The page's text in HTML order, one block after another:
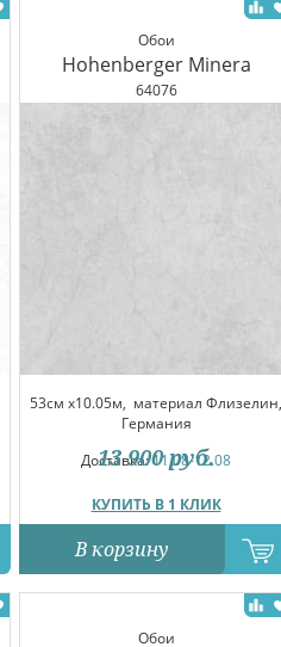
Обои
Hohenberger Minera
64076
53см x10.05м, материал Флизелин,
Германия
Доставка:11.08-12.08
КУПИТЬ В 1 КЛИК
13 900 руб.
В корзину
Обои